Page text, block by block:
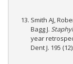
Smith AJ,
Bagg J.
year
Dent J. 195